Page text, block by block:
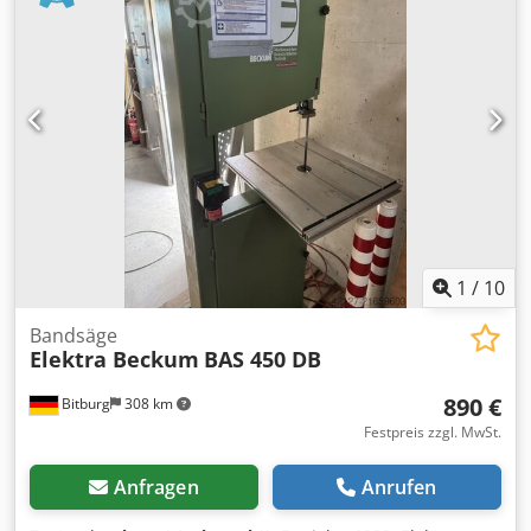
Gewicht: 92 kg
1 / 10
Bitburg 308 km
Bandsäge
Elektra Beckum BAS 450 DB
890 €
Festpreis zzgl. MwSt.
Anfragen Anrufen